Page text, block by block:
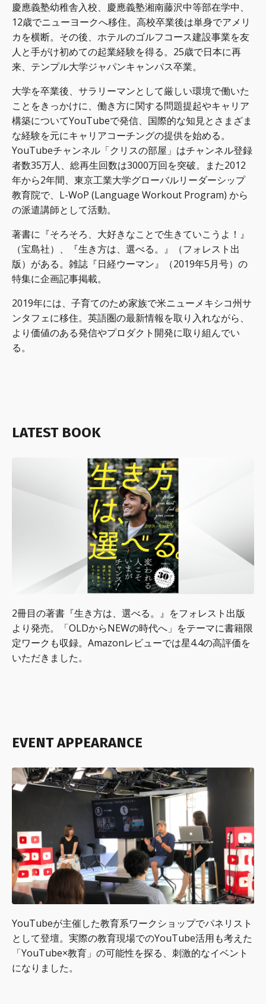
慶應義塾幼稚舎入校、慶應義塾湘南藤沢中等部在学中、
12歳でニューヨークへ移住。高校卒業後は単身でアメリ
カを横断。その後、ホテルのゴルフコース建設事業を友
人と手がけ初めての起業経験を得る。25歳で日本に再
来、テンプル大学ジャパンキャンパス卒業。
大学を卒業後、サラリーマンとして厳しい環境で働いた
ことをきっかけに、働き方に関する問題提起やキャリア
構築についてYouTubeで発信、国際的な知見とさまざま
な経験を元にキャリアコーチングの提供を始める。
YouTubeチャンネル「クリスの部屋」はチャンネル登録
者数35万人、総再生回数は3000万回を突破。また2012
年から2年間、東京工業大学グローバルリーダーシップ
教育院で、L-WoP (Language Workout Program) から
の派遣講師として活動。
著書に『そろそろ、大好きなことで生きていこうよ！』
（宝島社）、『生き方は、選べる。』（フォレスト出
版）がある。雑誌『日経ウーマン』（2019年5月号）の
特集に企画記事掲載。
2019年には、子育てのため家族で米ニューメキシコ州サ
ンタフェに移住。英語圏の最新情報を取り入れながら、
より価値のある発信やプロダクト開発に取り組んでい
る。
LATEST BOOK
2冊目の著書『生き方は、選べる。』をフォレスト出版
より発売。「OLDからNEWの時代へ」をテーマに書籍限
定ワークも収録。Amazonレビューでは星4.4の高評価を
いただきました。
EVENT APPEARANCE
YouTubeが主催した教育系ワークショップでパネリスト
として登壇。実際の教育現場でのYouTube活用も考えた
「YouTube×教育」の可能性を探る、刺激的なイベント
になりました。